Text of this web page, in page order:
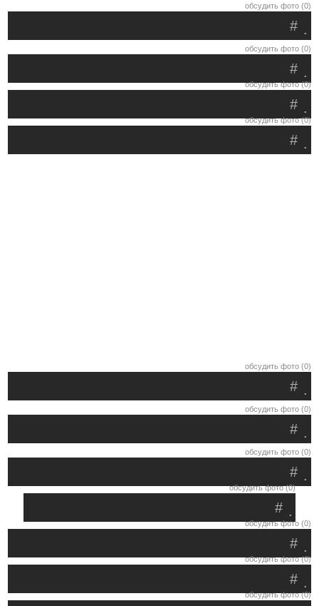
обсудить фото (0)
.
#
обсудить фото (0)
.
#
обсудить фото (0)
.
#
обсудить фото (0)
.
#
обсудить фото (0)
.
#
обсудить фото (0)
.
#
обсудить фото (0)
.
#
обсудить фото (0)
.
#
обсудить фото (0)
.
#
обсудить фото (0)
.
#
обсудить фото (0)